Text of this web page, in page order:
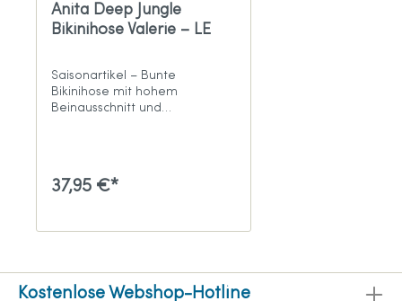
Anita Deep Jungle
Bikinihose Valerie – LE
Saisonartikel – Bunte
Bikinihose mit hohem
Beinausschnitt und
37,95 €*
Kostenlose Webshop-Hotline